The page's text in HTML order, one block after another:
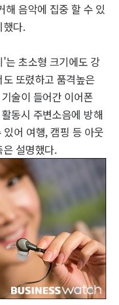
해 음악에 집중 할 수 있
했다.
는 초소형 크기에도 강
또렸하고 품격높은
술이 들어간 이어폰
동시 주변소음에 방해
어 여행, 캠핑 등 아웃
설명했다.